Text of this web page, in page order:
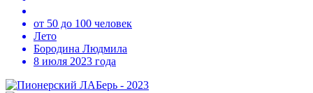
от 50 до 100 человек
Лето
Бородина Людмила
8 июля 2023 года